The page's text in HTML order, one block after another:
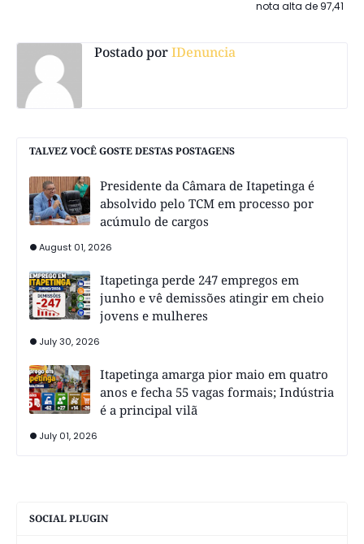
nota alta de 97,41
Postado porIDenuncia
TALVEZ VOCÊ GOSTE DESTAS POSTAGENS
Presidente da Câmara de Itapetinga é
absolvido pelo TCM em processo por
acúmulo de cargos
August 01, 2026
Itapetinga perde 247 empregos em
junho e vê demissões atingir em cheio
jovens e mulheres
July 30, 2026
Itapetinga amarga pior maio em quatro
anos e fecha 55 vagas formais; Indústria
é a principal vilã
July 01, 2026
SOCIAL PLUGIN